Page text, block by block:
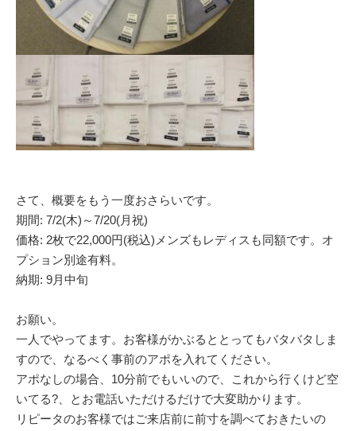
さて、概要をもう一度おさらいです。
期間: 7/2(木)～7/20(月祝)
価格: 2枚で22,000円(税込)メンズもレディスも同額です。オ
プション別途有料。
納期: 9月中旬
お願い。
一人でやってます。お客様がかぶるととってもバタバタしま
すので、なるべく事前のアポを入れてください。
アポなしの場合、10分前でもいいので、これから行くけど空
いてる?、とお電話いただけるだけで大変助かります。
リピータのお客様ではご来店前に前寸を調べておきたいの